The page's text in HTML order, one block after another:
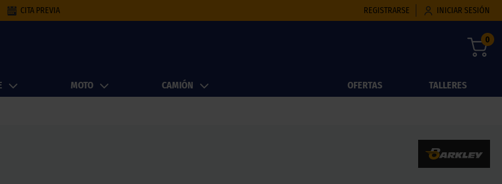
CITA PREVIA REGISTRARSE INICIAR SESIÓN
0
MOTO CAMIÓN OFERTAS TALLERES